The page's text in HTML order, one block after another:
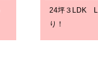
24坪３LDK
り！